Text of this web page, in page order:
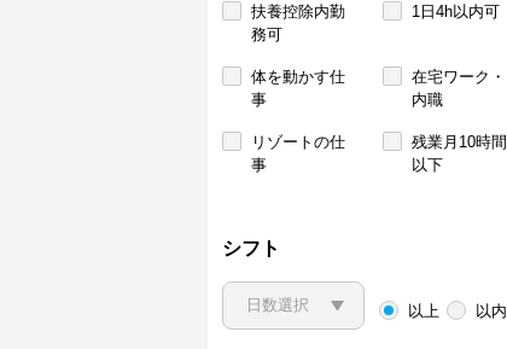
扶養控除内勤
務可
1日4h以内可
体を動かす仕
事
在宅ワーク・
内職
リゾートの仕
事
残業月10時間
以下
シフト
以上 以内